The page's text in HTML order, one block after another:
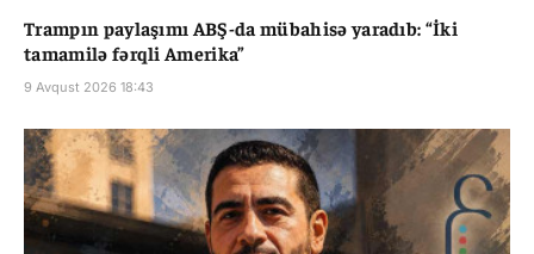
Trampın paylaşımı ABŞ-da mübahisə yaradıb: “İki
tamamilə fərqli Amerika”
9 Avqust 2026 18:43